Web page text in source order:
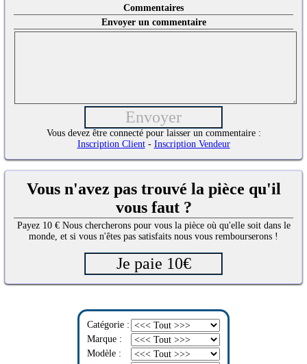
Commentaires
Envoyer un commentaire
Vous devez être connecté pour laisser un commentaire :
Inscription Client- Inscription Vendeur
Vous n'avez pas trouvé la pièce qu'il
vous faut ?
Payez 10 € Nous chercherons pour vous la pièce où qu'elle soit dans le
monde, et si vous n'êtes pas satisfaits nous vous rembourserons !
Catégorie :
Marque :
Modèle :